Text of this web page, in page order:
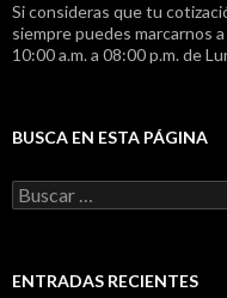
Si consideras que tu
siempre puedes marcarnos
10:00 a.m. a 08:00 p.m. de
BUSCA EN ESTA PÁGINA
B
u
a
ENTRADAS RECIENTES